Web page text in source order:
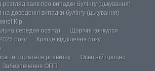
заяв про випадки булінгу (цькування)
доведенні випадки булінгу (цькування)
Кір.
середня освіта)
Щорічні конкурси
року
Краще відділення року
стратегія розвитку
Освітній процес
Забезпечення ОПП